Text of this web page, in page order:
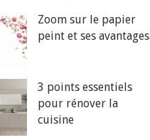
Zoom sur le papier
peint et ses avantages
3 points essentiels
pour rénover la
cuisine